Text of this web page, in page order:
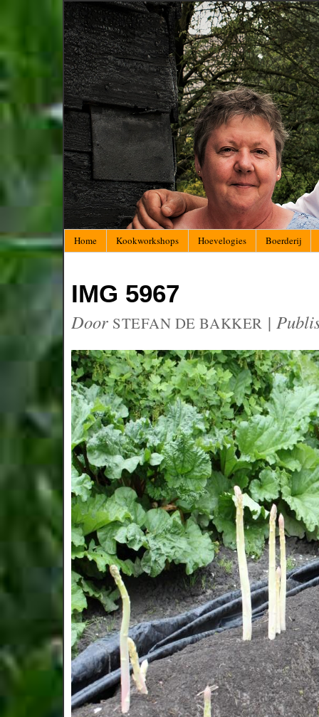
Home Kookworkshops Hoevelogies Boerderij
IMG 5967
Door STEFAN DE BAKKER |